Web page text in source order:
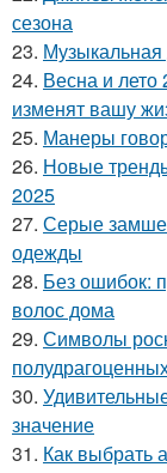
сезона
23.
24. Весна и лето
изменят вашу
25. Манеры
26. Новые
2025
27. Серые
одежды
28. Без ошибок:
волос дома
29. Символы
30.
значение
31. Как выбрать